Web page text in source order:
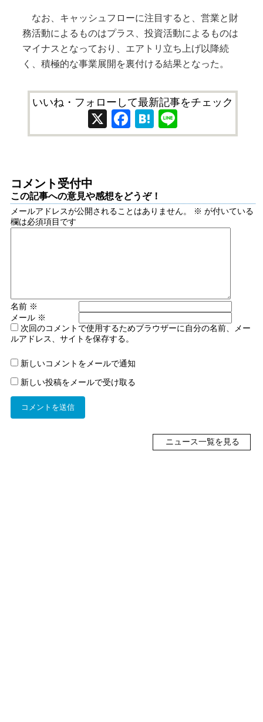
なお、キャッシュフローに注目すると、営業と財
務活動によるものはプラス、投資活動によるものは
マイナスとなっており、エアトリ立ち上げ以降続
く、積極的な事業展開を裏付ける結果となった。
いいね・フォローして最新記事をチェック
X Facebook
Hatena
コメント受付中
この記事への意見や感想をどうぞ！
メールアドレスが公開されることはありません。 ※ が付いている
欄は必須項目です
名前 ※
メール ※
次回のコメントで使用するためブラウザーに自分の名前、メー
ルアドレス、サイトを保存する。
新しいコメントをメールで通知
新しい投稿をメールで受け取る
ニュース一覧を見る